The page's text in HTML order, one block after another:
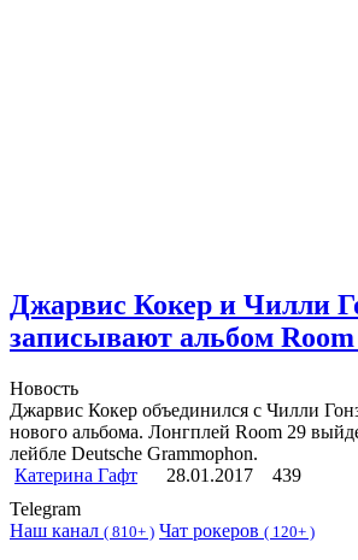
Джарвис Кокер и Чилли
записывают альбом Room
Новость
Джарвис Кокер объединился с Чилли
нового альбома. Лонгплей Room 29
лейбле Deutsche Grammophon.
Катерина Гафт
28.01.2017
439
Telegram
Наш канал ( 810+ ) Чат рокеров ( 120+ )